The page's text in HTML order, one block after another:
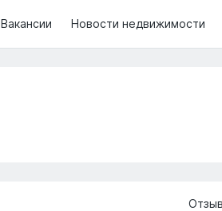
Вакансии Новости недвижимости